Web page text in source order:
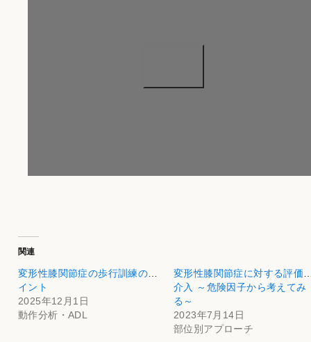
関連
変形性膝関節症の歩行訓練のポ
イント
2025年12月1日
動作分析・ADL
変形性膝関節症に対する評価
介入 ～危険因子から考えてみ
る～
2023年7月14日
部位別アプローチ